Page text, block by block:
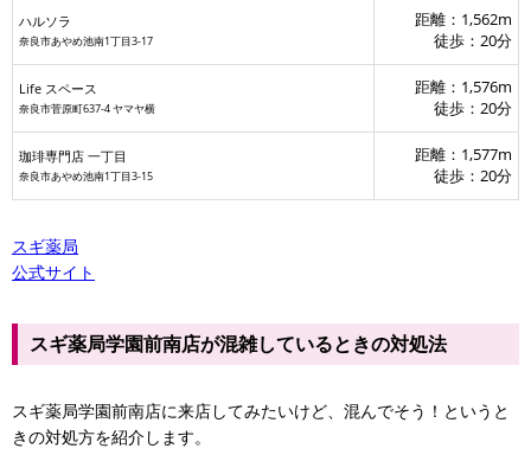
ハルソラ
奈良市あやめ池南1丁目3-17
距離：1,562m
徒歩：20分
Life スペース
奈良市菅原町637-4 ヤマヤ横
距離：1,576m
徒歩：20分
珈琲専門店 一丁目
奈良市あやめ池南1丁目3-15
距離：1,577m
徒歩：20分
スギ薬局
公式サイト
スギ薬局学園前南店が混雑しているときの対処法
スギ薬局学園前南店に来店してみたいけど、混んでそう！というと
きの対処方を紹介します。